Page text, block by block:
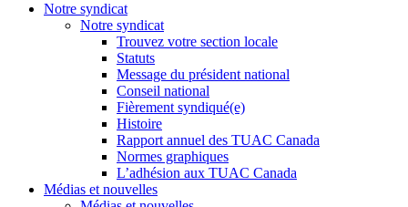
Notre syndicat
Notre syndicat
Trouvez votre section locale
Statuts
Message du président national
Conseil national
Fièrement syndiqué(e)
Histoire
Rapport annuel des TUAC Canada
Normes graphiques
L’adhésion aux TUAC Canada
Médias et nouvelles